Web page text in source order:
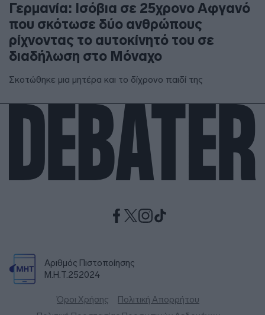
Γερμανία: Ισόβια σε 25χρονο Αφγανό
που σκότωσε δύο ανθρώπους
ρίχνοντας το αυτοκίνητό του σε
διαδήλωση στο Μόναχο
Σκοτώθηκε μια μητέρα και το δίχρονο παιδί της
Αριθμός Πιστοποίησης
Μ.Η.Τ.252024
Όροι Χρήσης
Πολιτική Απορρήτου